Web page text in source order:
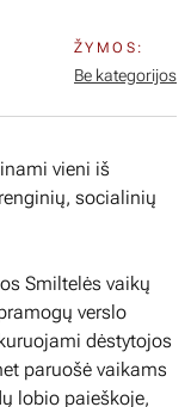
ŽYMOS:
Be kategorijos
vieni iš
socialinių
Smiltelės vaikų
verslo
dėstytojos
paruošė vaikams
lobio paieškoje,